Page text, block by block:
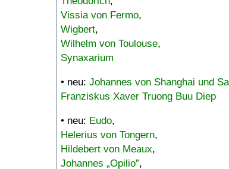
Vissia von Fermo,
Wigbert,
Wilhelm von Toulouse,
Synaxarium
• neu: Johannes von Shanghai und
Franziskus Xaver Truong Buu Diep
• neu: Eudo,
Helerius von Tongern,
Hildebert von Meaux,
Johannes „Opilio”,